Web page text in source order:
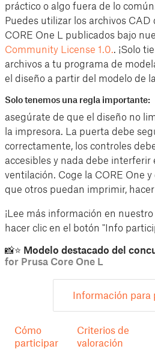
práctico o algo fuera de lo
Puedes utilizar los archivos CAD
CORE One L publicados bajo
Community License 1.0.. ¡Solo
archivos a tu programa de
el diseño a partir del modelo de
Solo tenemos una regla importante:
asegúrate de que el diseño no
la impresora. La puerta debe
correctamente, los controles
accesibles y nada debe interferir
ventilación. Coge la CORE One
que otros puedan imprimir,
¡Lee más información en
hacer clic en el botón "Info
📸⭐ Modelo destacado del
for Prusa Core One L
Información para
Cómo
participar
Criterios de
valoración